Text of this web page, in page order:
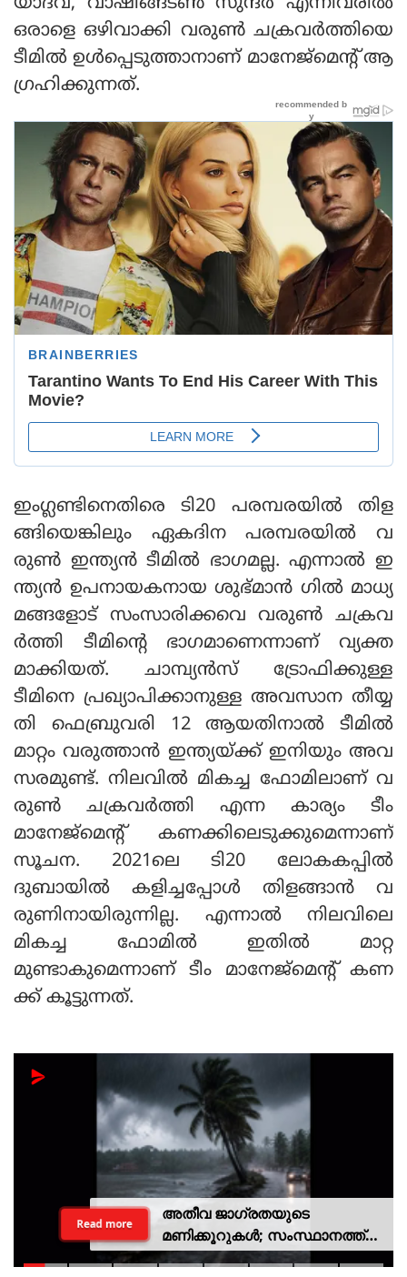
ഒരാളെ ഒഴിവാക്കി വരുണ്‍ ചക്രവര്‍ത്തിയെ
ടീമില്‍ ഉള്‍പ്പെടുത്താനാണ് മാനേജ്‌മെന്റ് ആ
ഗ്രഹിക്കുന്നത്.
ഇംഗ്ലണ്ടിനെതിരെ ടി20 പരമ്പരയില്‍ തിള
ങ്ങിയെങ്കിലും ഏകദിന പരമ്പരയില്‍ വ
രുണ്‍ ഇന്ത്യന്‍ ടീമില്‍ ഭാഗമല്ല. എന്നാല്‍ ഇ
ന്ത്യന്‍ ഉപനായകനായ ശുഭ്മാന്‍ ഗില്‍ മാധ്യ
മങ്ങളോട് സംസാരിക്കവെ വരുണ്‍ ചക്രവ
ര്‍ത്തി ടീമിന്റെ ഭാഗമാണെന്നാണ് വ്യക്ത
മാക്കിയത്. ചാമ്പ്യന്‍സ് ട്രോഫിക്കുള്ള
ടീമിനെ പ്രഖ്യാപിക്കാനുള്ള അവസാന തീയ്യ
തി ഫെബ്രുവരി 12 ആയതിനാല്‍ ടീമില്‍
മാറ്റം വരുത്താന്‍ ഇന്ത്യയ്ക്ക് ഇനിയും അവ
സരമുണ്ട്. നിലവില്‍ മികച്ച ഫോമിലാണ് വ
രുണ്‍ ചക്രവര്‍ത്തി എന്ന കാര്യം ടീം
മാനേജ്‌മെന്റ് കണക്കിലെടുക്കുമെന്നാണ്
സൂചന. 2021ലെ ടി20 ലോകകപ്പില്‍
ദുബായില്‍ കളിച്ചപ്പോള്‍ തിളങ്ങാന്‍ വ
രുണിനായിരുന്നില്ല. എന്നാല്‍ നിലവിലെ
മികച്ച ഫോമില്‍ ഇതില്‍ മാറ്റ
മുണ്ടാകുമെന്നാണ് ടീം മാനേജ്‌മെന്റ് കണ
ക്ക് കൂട്ടുന്നത്.
അതീവ ജാഗ്രതയുടെ
മണിക്കൂറുകൾ; സംസ്ഥാനത്ത്
റെഡ് അലർട്ട്, ശക്തമായ
Read more